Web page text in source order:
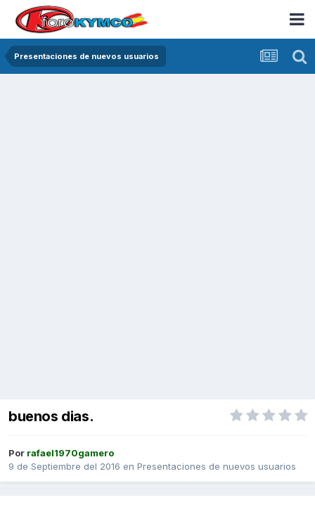
Presentaciones de nuevos usuarios
buenos dias.
Por rafael1970gamero
9 de Septiembre del 2016 en Presentaciones de nuevos usuarios